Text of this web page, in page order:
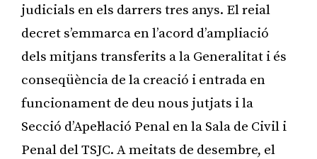
judicials en els darrers tres anys. El reial
decret s’emmarca en l’acord d’ampliació
dels mitjans transferits a la Generalitat i és
conseqüència de la creació i entrada en
funcionament de deu nous jutjats i la
Secció d’Apel·lació Penal en la Sala de Civil i
Penal del TSJC. A meitats de desembre, el